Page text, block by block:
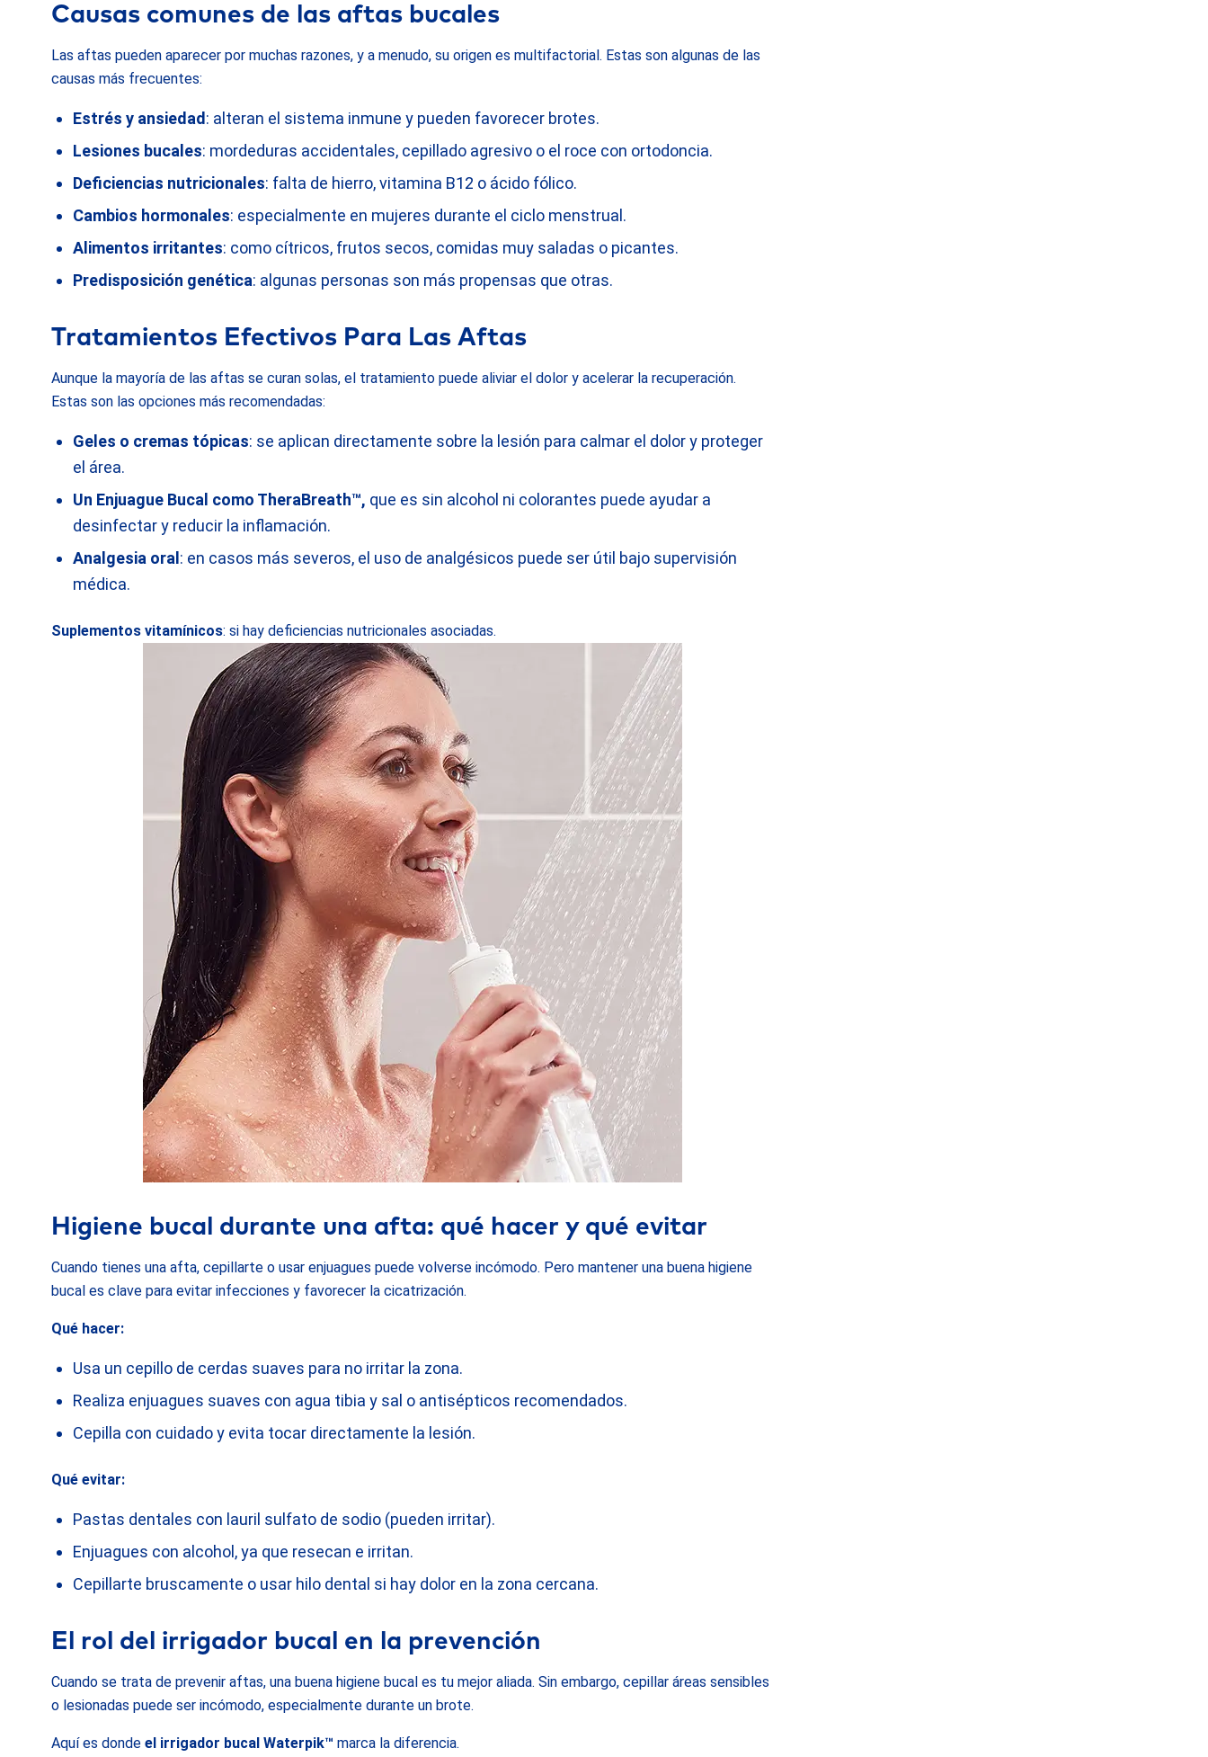
Causas comunes de las aftas bucales
Las aftas pueden aparecer por muchas razones, y a menudo, su origen es multifactorial. Estas son algunas de las
causas más frecuentes:
Estrés y ansiedad : alteran el sistema inmune y pueden favorecer brotes.
Lesiones bucales: mordeduras accidentales, cepillado agresivo o el roce con ortodoncia.
Deficiencias nutricionales: falta de hierro, vitamina B12 o ácido fólico.
Cambios hormonales: especialmente en mujeres durante el ciclo menstrual.
Alimentos irritantes: como cítricos, frutos secos, comidas muy saladas o picantes.
Predisposición genética: algunas personas son más propensas que otras.
Tratamientos Efectivos Para Las Aftas
Aunque la mayoría de las aftas se curan solas, el tratamiento puede aliviar el dolor y acelerar la recuperación.
Estas son las opciones más recomendadas:
Geles o cremas tópicas: se aplican directamente sobre la lesión para calmar el dolor y proteger
el área.
Un Enjuague Bucal como TheraBreath™, que es sin alcohol ni colorantes puede ayudar a
desinfectar y reducir la inflamación.
Analgesia oral : en casos más severos, el uso de analgésicos puede ser útil bajo supervisión
médica.
Suplementos vitamínicos: si hay deficiencias nutricionales asociadas.
Higiene bucal durante una afta: qué hacer y qué evitar
Cuando tienes una afta, cepillarte o usar enjuagues puede volverse incómodo. Pero mantener una buena higiene
bucal es clave para evitar infecciones y favorecer la cicatrización.
Qué hacer:
Usa un cepillo de cerdas suaves para no irritar la zona.
Realiza enjuagues suaves con agua tibia y sal o antisépticos recomendados.
Cepilla con cuidado y evita tocar directamente la lesión.
Qué evitar:
Pastas dentales con lauril sulfato de sodio (pueden irritar).
Enjuagues con alcohol, ya que resecan e irritan.
Cepillarte bruscamente o usar hilo dental si hay dolor en la zona cercana.
El rol del irrigador bucal en la prevención
Cuando se trata de prevenir aftas, una buena higiene bucal es tu mejor aliada. Sin embargo, cepillar áreas sensibles
o lesionadas puede ser incómodo, especialmente durante un brote.
Aquí es donde el irrigador bucal Waterpik™ marca la diferencia.